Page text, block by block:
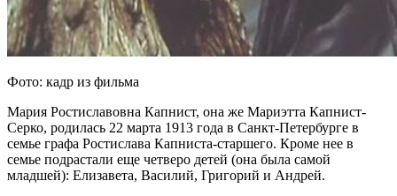
Фото: кадр из фильма
Мария Ростиславовна Капнист, она же Мариэтта Капнист-
Серко, родилась 22 марта 1913 года в Санкт-Петербурге в
семье графа Ростислава Капниста-старшего. Кроме нее в
семье подрастали еще четверо детей (она была самой
младшей): Елизавета, Василий, Григорий и Андрей.